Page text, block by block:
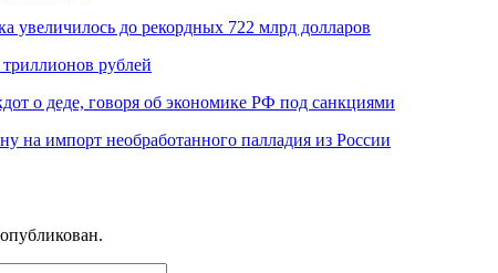
увеличилось до рекордных 722 млрд долларов
рублей
о деде, говоря об экономике РФ под санкциями
импорт необработанного палладия из России